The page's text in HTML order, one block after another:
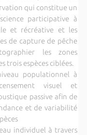
qui constitue un
participative à
et récréative et les
de capture de pêche
les zones
trois espèces ciblées.
populationnel à
visuel et
passive afin de
et de variabilité
individuel à travers